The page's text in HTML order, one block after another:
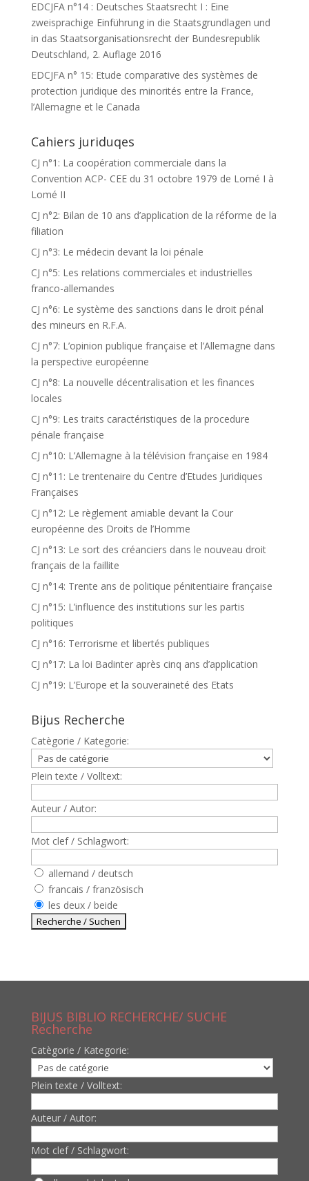
EDCJFA n°14 : Deutsches Staatsrecht I : Eine
zweisprachige Einführung in die Staatsgrundlagen und
in das Staatsorganisationsrecht der Bundesrepublik
Deutschland, 2. Auflage 2016
EDCJFA n° 15: Etude comparative des systèmes de
protection juridique des minorités entre la France,
l’Allemagne et le Canada
Cahiers juriduqes
CJ n°1: La coopération commerciale dans la
Convention ACP- CEE du 31 octobre 1979 de Lomé I à
Lomé II
CJ n°2: Bilan de 10 ans d’application de la réforme de la
filiation
CJ n°3: Le médecin devant la loi pénale
CJ n°5: Les relations commerciales et industrielles
franco-allemandes
CJ n°6: Le système des sanctions dans le droit pénal
des mineurs en R.F.A.
CJ n°7: L’opinion publique française et l’Allemagne dans
la perspective européenne
CJ n°8: La nouvelle décentralisation et les finances
locales
CJ n°9: Les traits caractéristiques de la procedure
pénale française
CJ n°10: L’Allemagne à la télévision française en 1984
CJ n°11: Le trentenaire du Centre d’Etudes Juridiques
Françaises
CJ n°12: Le règlement amiable devant la Cour
européenne des Droits de l’Homme
CJ n°13: Le sort des créanciers dans le nouveau droit
français de la faillite
CJ n°14: Trente ans de politique pénitentiaire française
CJ n°15: L’influence des institutions sur les partis
politiques
CJ n°16: Terrorisme et libertés publiques
CJ n°17: La loi Badinter après cinq ans d’application
CJ n°19: L’Europe et la souveraineté des Etats
Bijus Recherche
Catègorie / Kategorie:
Plein texte / Volltext:
Auteur / Autor:
Mot clef / Schlagwort:
allemand / deutsch
francais / französisch
les deux / beide
BIJUS BIBLIO RECHERCHE/ SUCHE
Recherche
Catègorie / Kategorie:
Plein texte / Volltext:
Auteur / Autor:
Mot clef / Schlagwort: